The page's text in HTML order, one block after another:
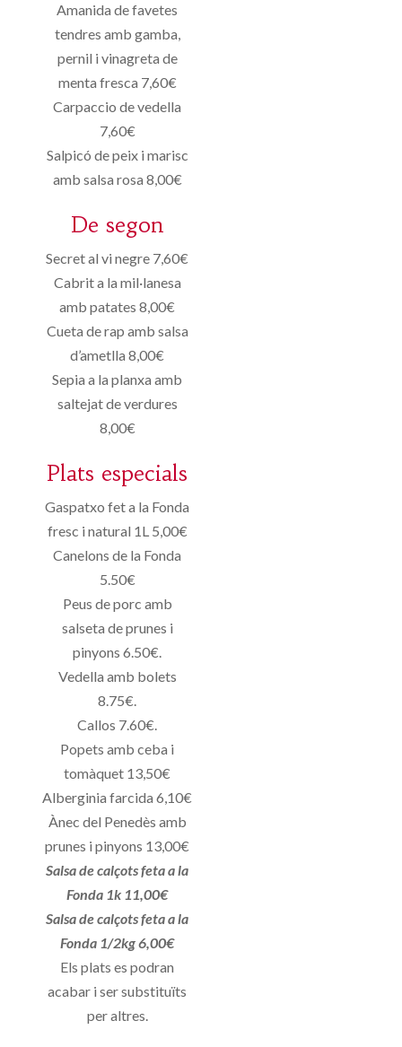
Amanida de favetes
tendres amb gamba,
pernil i vinagreta de
menta fresca 7,60€
Carpaccio de vedella
7,60€
Salpicó de peix i marisc
amb salsa rosa 8,00€
De segon
Secret al vi negre 7,60€
Cabrit a la mil·lanesa
amb patates 8,00€
Cueta de rap amb salsa
d’ametlla 8,00€
Sepia a la planxa amb
saltejat de verdures
8,00€
Plats especials
Gaspatxo fet a la Fonda
fresc i natural 1L 5,00€
Canelons de la Fonda
5.50€
Peus de porc amb
salseta de prunes i
pinyons 6.50€.
Vedella amb bolets
8.75€.
Callos 7.60€.
Popets amb ceba i
tomàquet 13,50€
Alberginia farcida 6,10€
Ànec del Penedès amb
prunes i pinyons 13,00€
Salsa de calçots feta a la
Fonda 1k 11,00€
Salsa de calçots feta a la
Fonda 1/2kg 6,00€
Els plats es podran
acabar i ser substituïts
per altres.